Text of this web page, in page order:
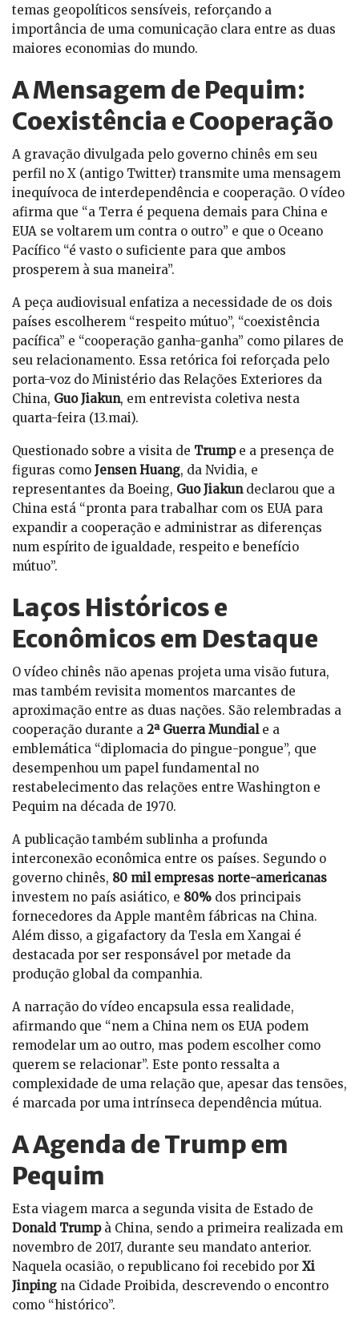
temas geopolíticos sensíveis, reforçando a
importância de uma comunicação clara entre as duas
maiores economias do mundo.
A Mensagem de Pequim:
Coexistência e Cooperação
A gravação divulgada pelo governo chinês em seu
perfil no X (antigo Twitter) transmite uma mensagem
inequívoca de interdependência e cooperação. O vídeo
afirma que “a Terra é pequena demais para China e
EUA se voltarem um contra o outro” e que o Oceano
Pacífico “é vasto o suficiente para que ambos
prosperem à sua maneira”.
A peça audiovisual enfatiza a necessidade de os dois
países escolherem “respeito mútuo”, “coexistência
pacífica” e “cooperação ganha-ganha” como pilares de
seu relacionamento. Essa retórica foi reforçada pelo
porta-voz do Ministério das Relações Exteriores da
China, Guo Jiakun, em entrevista coletiva nesta
quarta-feira (13.mai).
Questionado sobre a visita de Trumpe a presença de
figuras como Jensen Huang, da Nvidia, e
representantes da Boeing, Guo Jiakundeclarou que a
China está “pronta para trabalhar com os EUA para
expandir a cooperação e administrar as diferenças
num espírito de igualdade, respeito e benefício
mútuo”.
Laços Históricos e
Econômicos em Destaque
O vídeo chinês não apenas projeta uma visão futura,
mas também revisita momentos marcantes de
aproximação entre as duas nações. São relembradas a
cooperação durante a 2ª Guerra Mundiale a
emblemática “diplomacia do pingue-pongue”, que
desempenhou um papel fundamental no
restabelecimento das relações entre Washington e
Pequim na década de 1970.
A publicação também sublinha a profunda
interconexão econômica entre os países. Segundo o
governo chinês, 80 mil empresas norte-americanas
investem no país asiático, e 80% dos principais
fornecedores da Apple mantêm fábricas na China.
Além disso, a gigafactory da Tesla em Xangai é
destacada por ser responsável por metade da
produção global da companhia.
A narração do vídeo encapsula essa realidade,
afirmando que “nem a China nem os EUA podem
remodelar um ao outro, mas podem escolher como
querem se relacionar”. Este ponto ressalta a
complexidade de uma relação que, apesar das tensões,
é marcada por uma intrínseca dependência mútua.
A Agenda de Trump em
Pequim
Esta viagem marca a segunda visita de Estado de
Donald Trumpà China, sendo a primeira realizada em
novembro de 2017, durante seu mandato anterior.
Naquela ocasião, o republicano foi recebido por Xi
Jinping na Cidade Proibida, descrevendo o encontro
como “histórico”.